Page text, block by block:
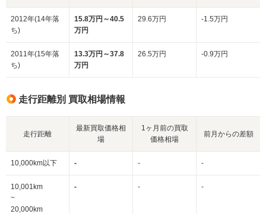
2012年(14年落
ち)
15.8万円～40.5
万円
29.6万円 -1.5万円
2011年(15年落
ち)
13.3万円～37.8
万円
26.5万円 -0.9万円
走行距離別 買取相場情報
走行距離
最新買取価格相
場
1ヶ月前の買取
価格相場
前月からの差額
10,000km以下 - - -
10,001km
~
20,000km
- - -